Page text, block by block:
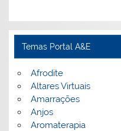
Temas Portal A&E
Afrodite
Altares Virtuais
Amarrações
Anjos
Aromaterapia